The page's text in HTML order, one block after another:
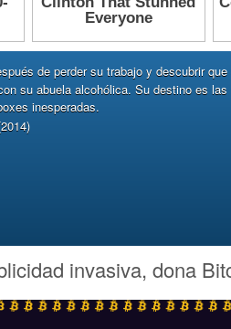
de perder su trabajo y descubrir
su abuela alcohólica. Su destino es
inesperadas.
invasiva, dona